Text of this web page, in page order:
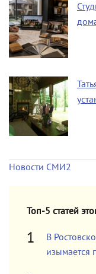
Новости СМИ2
Топ-5 статей
В
изымается